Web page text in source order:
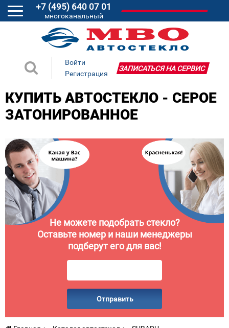
+7 (495) 640 07 01
многоканальный
Войти
Регистрация
ЗАПИСАТЬСЯ НА СЕРВИС
КУПИТЬ АВТОСТЕКЛО - СЕРОЕ
ЗАТОНИРОВАННОЕ
Не можете подобрать стекло?
Оставьте номер и наши менеджеры
подберут его для вас!
Отправить